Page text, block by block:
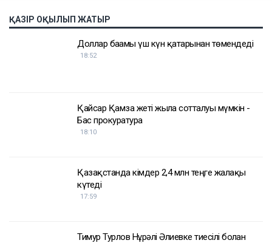
ҚАЗІР ОҚЫЛЫП ЖАТЫР
Доллар бағамы үш күн қатарынан төмендеді
18:52
Қайсар Қамза жеті жылға сотталуы мүмкін -
Бас прокуратура
18:10
Қазақстанда кімдер 2,4 млн теңге жалақы
күтеді
17:59
Тимур Турлов Нұрәлі Әлиевке тиесілі болған